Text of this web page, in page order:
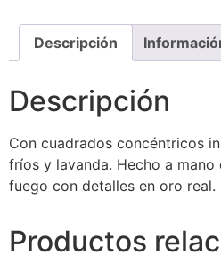
Descripción
Descripción
Con cuadrados concéntricos
fríos y lavanda. Hecho a
fuego con detalles en oro real.
Productos